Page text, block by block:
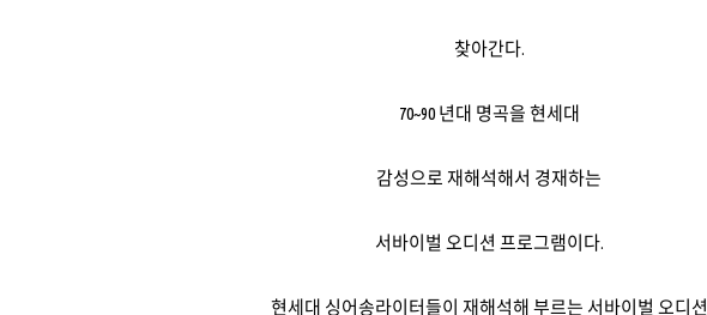
찾아간다.
70~90 년대 명곡을 현세대
감성으로 재해석해서 경재하는
서바이벌 오디션 프로그램이다.
현세대 싱어송라이터들이 재해석해 부르는 서바이벌 오디션